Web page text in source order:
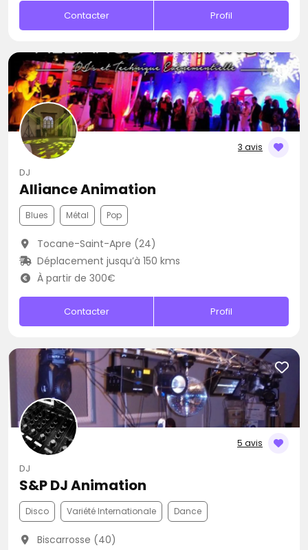
Contacter Profil
3 avis
DJ
Alliance Animation
Blues Métal Pop
Tocane-Saint-Apre (24)
Déplacement jusqu’à 150 kms
À partir de 300€
Contacter Profil
5 avis
DJ
S&P DJ Animation
Disco Variété Internationale Dance
Biscarrosse (40)